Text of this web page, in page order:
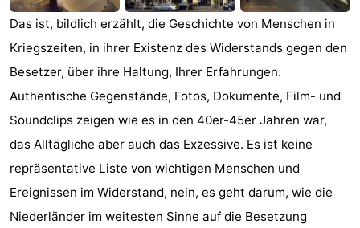
Denkmäler
-
Kirchen
-
Aussichtspunkte
Attraktionen
-
Rundfahrten
-
Experiences
Dörfer
Das ist, bildlich erzählt, die Geschichte von Menschen in
Kriegszeiten, in ihrer Existenz des Widerstands gegen den
Besetzer, über ihre Haltung, Ihrer Erfahrungen.
Authentische Gegenstände, Fotos, Dokumente, Film- und
Soundclips zeigen wie es in den 40er-45er Jahren war,
das Alltägliche aber auch das Exzessive. Es ist keine
repräsentative Liste von wichtigen Menschen und
Ereignissen im Widerstand, nein, es geht darum, wie die
Niederländer im weitesten Sinne auf die Besetzung